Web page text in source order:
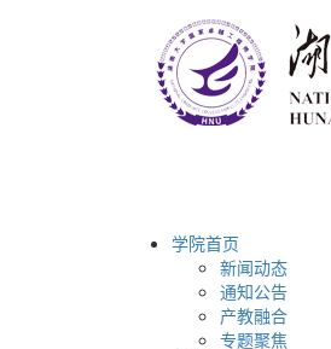
学院首页
新闻动态
通知公告
产教融合
专题聚焦